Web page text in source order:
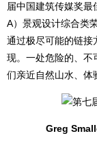
届中国建筑传媒奖最
A）景观设计综合类
通过极尽可能的链接
现。一处危险的、不
们亲近自然山水、体
Greg